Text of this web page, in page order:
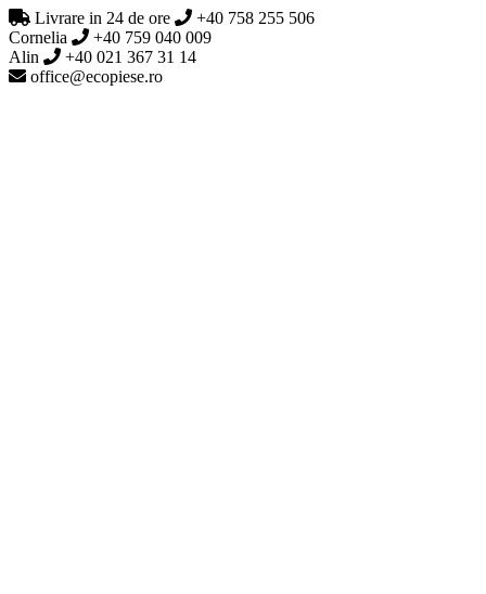
Livrare in 24 de ore
+40 758 255 506
Cornelia
+40 759 040 009
Alin
+40 021 367 31 14
office@ecopiese.ro